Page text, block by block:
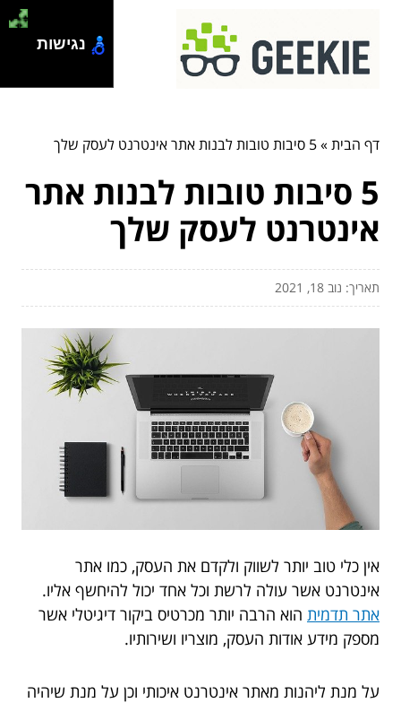
דף הבית»5 סיבות טובות לבנות אתר אינטרנט לעסק שלך
5 סיבות טובות לבנות אתר
אינטרנט לעסק שלך
תאריך: נוב 18, 2021
אין כלי טוב יותר לשווק ולקדם את העסק, כמו אתר
אינטרנט אשר עולה לרשת וכל אחד יכול להיחשף אליו.
אתר תדמית הוא הרבה יותר מכרטיס ביקור דיגיטלי אשר
מספק מידע אודות העסק, מוצריו ושירותיו.
על מנת ליהנות מאתר אינטרנט איכותי וכן על מנת שיהיה
נגישות